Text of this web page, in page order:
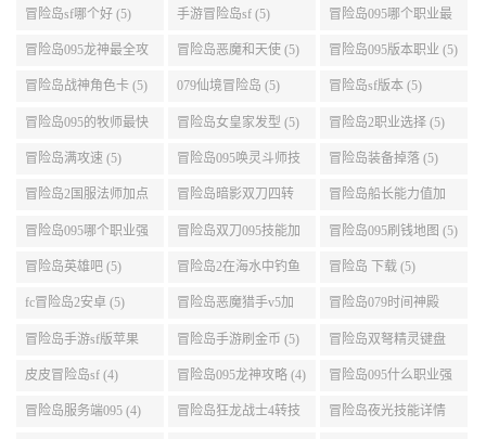
技能加点顺序 (5) 点 (5) (5)
冒险岛sf哪个好 (5) 手游冒险岛sf (5) 冒险岛095哪个职业最
好 (5)
冒险岛095龙神最全攻
略 (5)
冒险岛恶魔和天使 (5) 冒险岛095版本职业 (5)
冒险岛战神角色卡 (5) 079仙境冒险岛 (5) 冒险岛sf版本 (5)
冒险岛095的牧师最快
升级路线 (5)
冒险岛女皇家发型 (5) 冒险岛2职业选择 (5)
冒险岛满攻速 (5) 冒险岛095唤灵斗师技
能介绍 (5)
冒险岛装备掉落 (5)
冒险岛2国服法师加点
(5)
冒险岛暗影双刀四转
任务 (5)
冒险岛船长能力值加
点 (5)
冒险岛095哪个职业强
势 (5)
冒险岛双刀095技能加
点 (5)
冒险岛095刷钱地图 (5)
冒险岛英雄吧 (5) 冒险岛2在海水中钓鱼
(5)
冒险岛 下载 (5)
fc冒险岛2安卓 (5) 冒险岛恶魔猎手v5加
点 (5)
冒险岛079时间神殿
999任务 (5)
冒险岛手游sf版苹果
(5)
冒险岛手游刷金币 (5) 冒险岛双弩精灵键盘
设置 (5)
皮皮冒险岛sf (4) 冒险岛095龙神攻略 (4) 冒险岛095什么职业强
(4)
冒险岛服务端095 (4) 冒险岛狂龙战士4转技 冒险岛夜光技能详情